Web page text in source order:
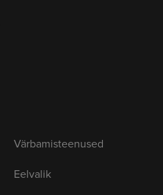
Värbamisteenused
Eelvalik